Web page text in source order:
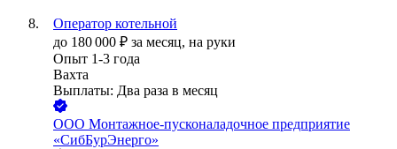
Оператор котельной
до 180 000 ₽ за месяц, на руки
Опыт 1-3 года
Вахта
Выплаты: Два раза в месяц
ООО Монтажное-пусконаладочное предприятие
«СибБурЭнерго»